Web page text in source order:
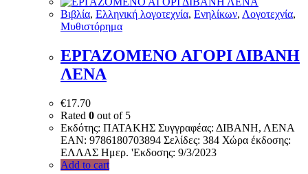
Bιβλία, Ελληνική λογοτεχνία, Ενηλίκων, Λογοτεχνία,
Μυθιστόρημα
ΕΡΓΑΖΟΜΕΝΟ ΑΓΟΡΙ ΔΙΒΑΝΗ
ΛΕΝΑ
€17.70
Rated 0 out of 5
Εκδότης: ΠΑΤΑΚΗΣ Συγγραφέας: ΔΙΒΑΝΗ, ΛΕΝΑ
EAN: 9786180703894 Σελίδες: 384 Χώρα έκδοσης:
ΕΛΛΑΣ Ημερ. 'Εκδοσης: 9/3/2023
Add to cart